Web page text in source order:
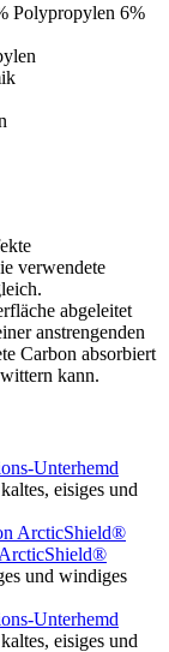
Polypropylen 6%
verwendete
abgeleitet
anstrengenden
Carbon absorbiert
kann.
Unterhemd
eisiges und
und windiges
Unterhemd
eisiges und